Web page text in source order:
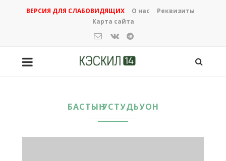
ВЕРСИЯ ДЛЯ СЛАБОВИДЯЩИХ О нас
Реквизиты
Карта сайта
БАСТЫҤ УСТУДЬУОН